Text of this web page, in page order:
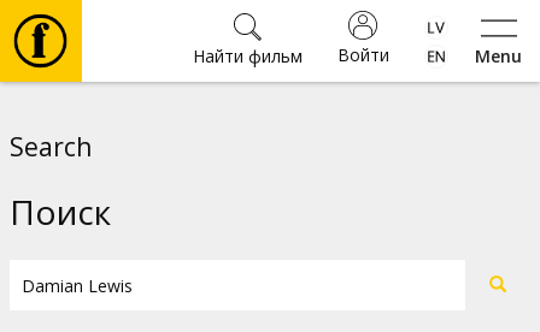
Menu
Войти
Найти фильм
Search
Поиск